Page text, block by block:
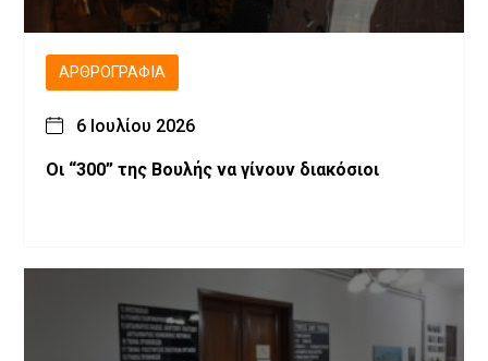
ΑΡΘΡΟΓΡΑΦΊΑ
6 Ιουλίου 2026
Οι “300” της Βουλής να γίνουν διακόσιοι